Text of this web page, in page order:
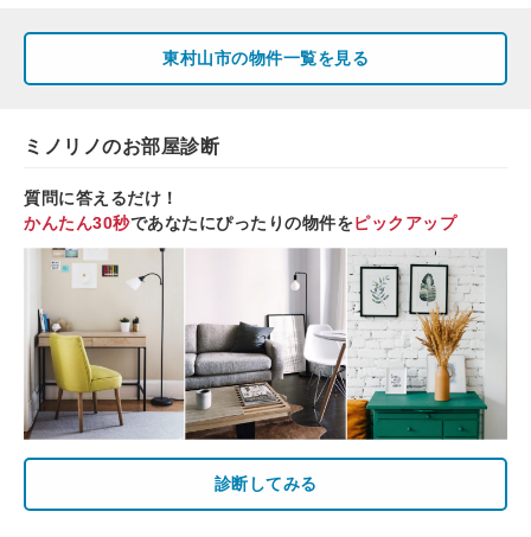
東村山市の物件一覧を見る
ミノリノのお部屋診断
質問に答えるだけ！
かんたん30秒であなたにぴったりの物件をピックアップ
診断してみる